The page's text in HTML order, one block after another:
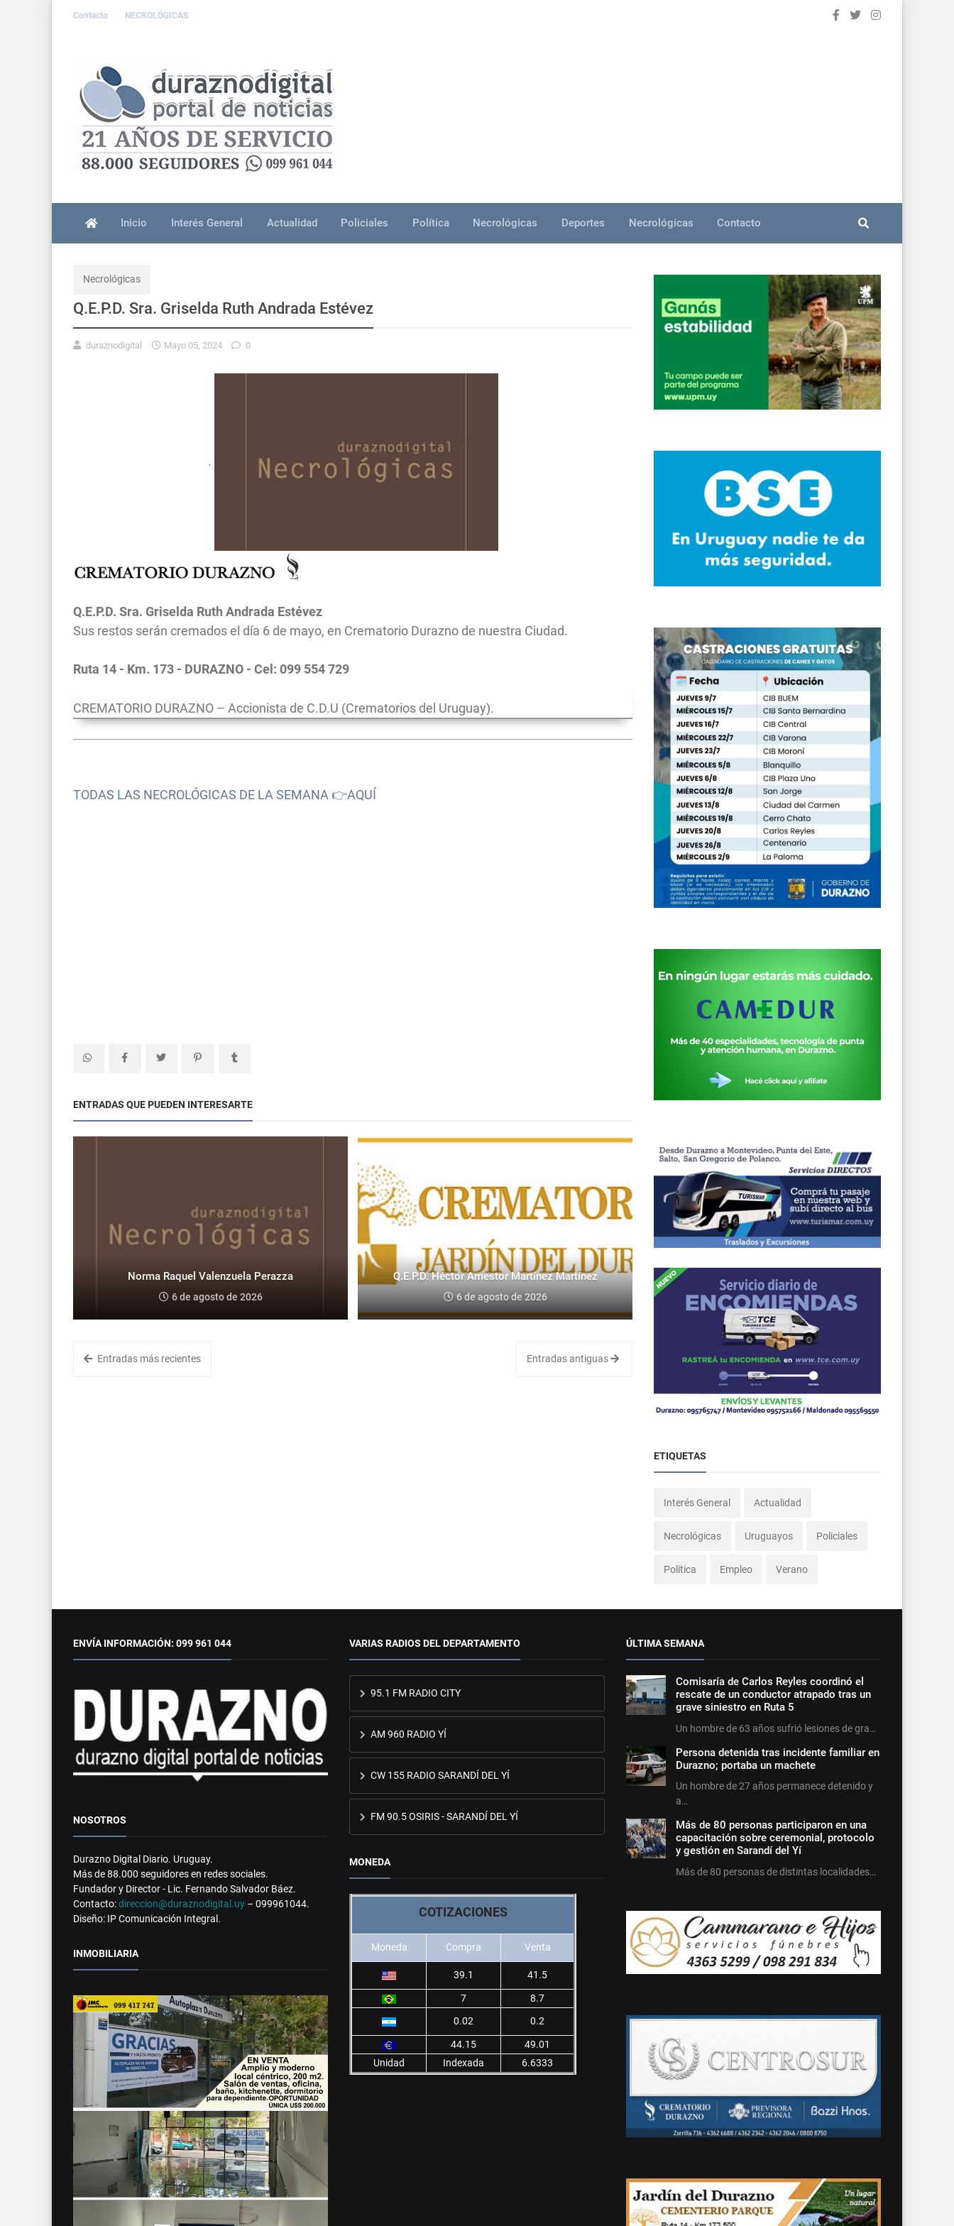
Contacto NECROLÓGICAS
Inicio Interés General Actualidad Policiales Política Necrológicas Deportes Necrológicas Contacto
Necrológicas
Q.E.P.D. Sra. Griselda Ruth Andrada Estévez
duraznodigital Mayo 05, 2024 0
.
Q.E.P.D. Sra. Griselda Ruth Andrada Estévez
Sus restos serán cremados el día 6 de mayo, en Crematorio Durazno de nuestra Ciudad.
Ruta 14 - Km. 173 - DURAZNO - Cel: 099 554 729
CREMATORIO DURAZNO – Accionista de C.D.U (Crematorios del Uruguay).
TODAS LAS NECROLÓGICAS DE LA SEMANA 👉AQUÍ
ENTRADAS QUE PUEDEN INTERESARTE
Norma Raquel Valenzuela Perazza
6 de agosto de 2026
Q.E.P.D. Héctor Amestor Martínez Martínez
6 de agosto de 2026
Entradas más recientes Entradas antiguas
ETIQUETAS
Interés General Actualidad
Necrológicas Uruguayos Policiales
Política Empleo Verano
ENVÍA INFORMACIÓN: 099 961 044
NOSOTROS
Durazno Digital Diario. Uruguay.
Más de 88.000 seguidores en redes sociales.
Fundador y Director - Lic. Fernando Salvador Báez.
Contacto:direccion@duraznodigital.uy – 099961044.
Diseño: IP Comunicación Integral.
INMOBILIARIA
VARIAS RADIOS DEL DEPARTAMENTO
95.1 FM RADIO CITY
AM 960 RADIO YÍ
CW 155 RADIO SARANDÍ DEL YÍ
FM 90.5 OSIRIS - SARANDÍ DEL YÍ
MONEDA
COTIZACIONES
Moneda Compra Venta
39.1 41.5
7
8.7
0.02
0.2
44.15
49.01
Unidad
Indexada 6.6333
ÚLTIMA SEMANA
Comisaría de Carlos Reyles coordinó el
rescate de un conductor atrapado tras un
grave siniestro en Ruta 5
Un hombre de 63 años sufrió lesiones de gra…
Persona detenida tras incidente familiar en
Durazno; portaba un machete
Un hombre de 27 años permanece detenido y
a…
Más de 80 personas participaron en una
capacitación sobre ceremonial, protocolo
y gestión en Sarandí del Yí
Más de 80 personas de distintas localidades…